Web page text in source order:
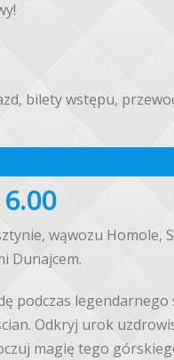
bilety wstępu,
wąwozu Homole,
Dunajcem.
podczas legendarnego
Odkryj urok
magię tego